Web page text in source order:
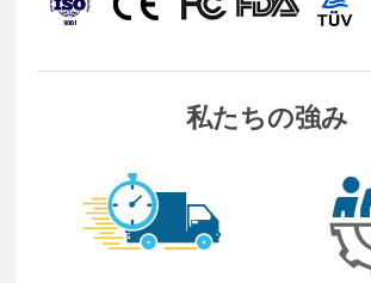
私たちの強み